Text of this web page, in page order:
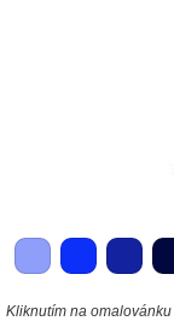
Kliknutím na omalovánku